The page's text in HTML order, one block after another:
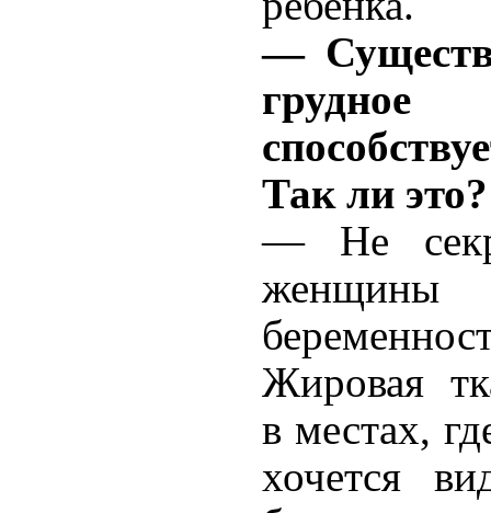
—
грудное
Так ли это?
— Не
Жировая
в местах,
хочется